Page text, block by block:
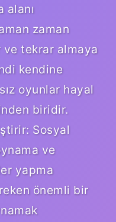
alanı
zaman
ve tekrar almaya
kendine
oyunlar hayal
biridir.
Sosyal
ve
yapma
önemli bir